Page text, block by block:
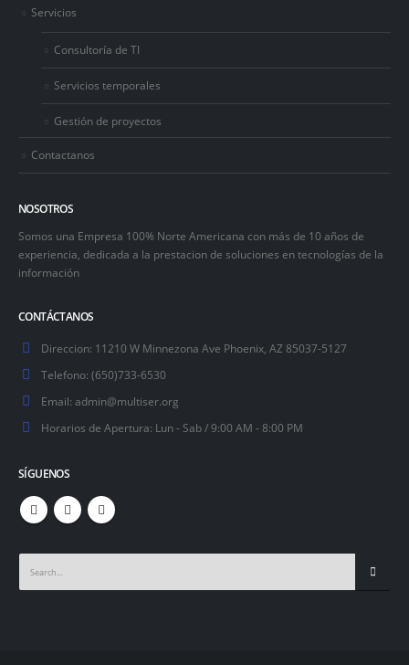
Servicios
Consultoría de TI
Servicios temporales
Gestión de proyectos
Contactanos
NOSOTROS
Somos una Empresa 100% Norte Americana con más de 10 años de
experiencia, dedicada a la prestacion de soluciones en tecnologías de la
información
CONTÁCTANOS
Direccion: 11210 W Minnezona Ave Phoenix, AZ 85037-5127
Telefono: (650)733-6530
Email: admin@multiser.org
Horarios de Apertura: Lun - Sab / 9:00 AM - 8:00 PM
SÍGUENOS